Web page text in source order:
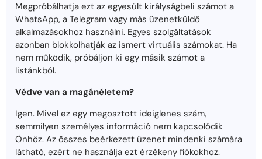
Megpróbálhatja ezt az egyesült királyságbeli számot a
WhatsApp, a Telegram vagy más üzenetküldő
alkalmazásokhoz használni. Egyes szolgáltatások
azonban blokkolhatják az ismert virtuális számokat. Ha
nem működik, próbáljon ki egy másik számot a
listánkból.
Védve van a magánéletem?
Igen. Mivel ez egy megosztott ideiglenes szám,
semmilyen személyes információ nem kapcsolódik
Önhöz. Az összes beérkezett üzenet mindenki számára
látható, ezért ne használja ezt érzékeny fiókokhoz.